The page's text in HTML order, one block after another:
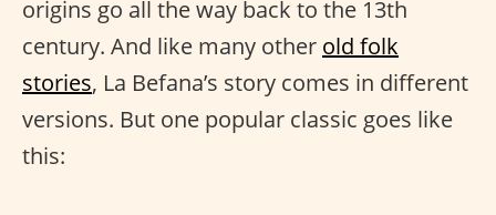
origins go all the way back to the 13th
century. And like many other old folk
stories, La Befana’s story comes in different
versions. But one popular classic goes like
this: